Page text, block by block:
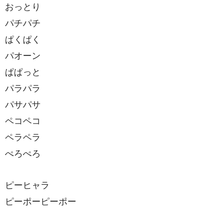
おっとり
パチパチ
ぱくぱく
パオーン
ぱぱっと
パラパラ
パサパサ
ペコペコ
ペラペラ
ぺろぺろ
ピーヒャラ
ピーポーピーポー